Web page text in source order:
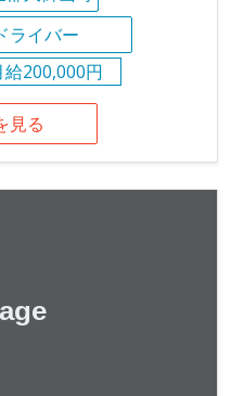
ライバー
給200,000円
見る